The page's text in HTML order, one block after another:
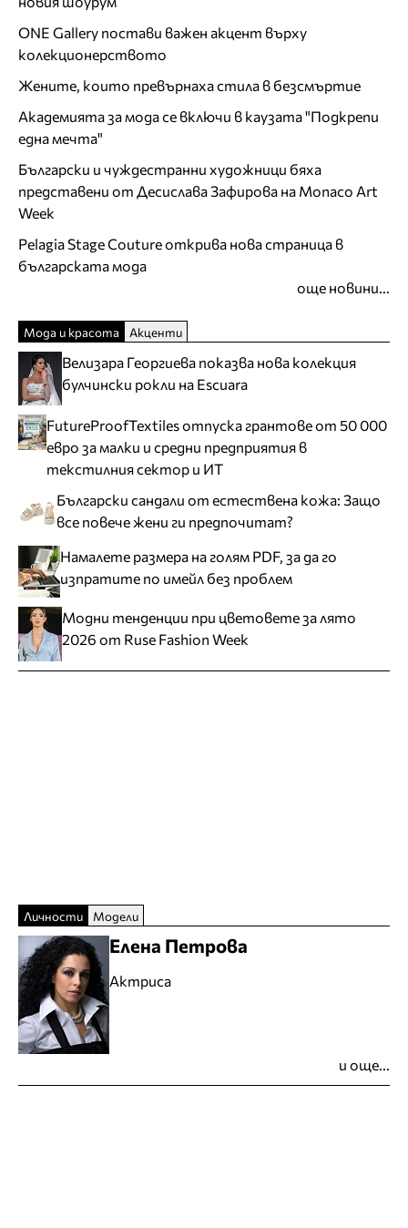
ONE Gallery постави важен акцент върху
колекционерството
Жените, които превърнаха стила в безсмъртие
Академията за мода се включи в каузата "Подкрепи
една мечта"
Български и чуждестранни художници бяха
представени от Десислава Зафирова на Monaco Art
Week
Pelagia Stage Couture открива нова страница в
българската мода
още новини...
Мода и красота Акценти
Велизара Георгиева показва нова колекция
булчински рокли на Escuara
FutureProofTextiles отпуска грантове от 50 000
евро за малки и средни предприятия в
текстилния сектор и ИТ
Български сандали от естествена кожа: Защо
все повече жени ги предпочитат?
Намалете размера на голям PDF, за да го
изпратите по имейл без проблем
Модни тенденции при цветовете за лято
2026 от Ruse Fashion Week
Личности Модели
Елена Петрова
Актриса
и още...